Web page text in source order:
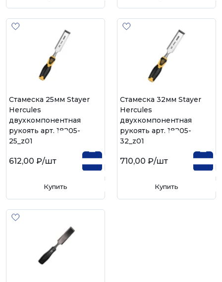
Стамеска 25мм Stayer
Hercules
двухкомпонентная
рукоять арт. 18205-
25_z01
612,00 ₽/шт
Купить
Стамеска 32мм Stayer
Hercules
двухкомпонентная
рукоять арт. 18205-
32_z01
710,00 ₽/шт
Купить